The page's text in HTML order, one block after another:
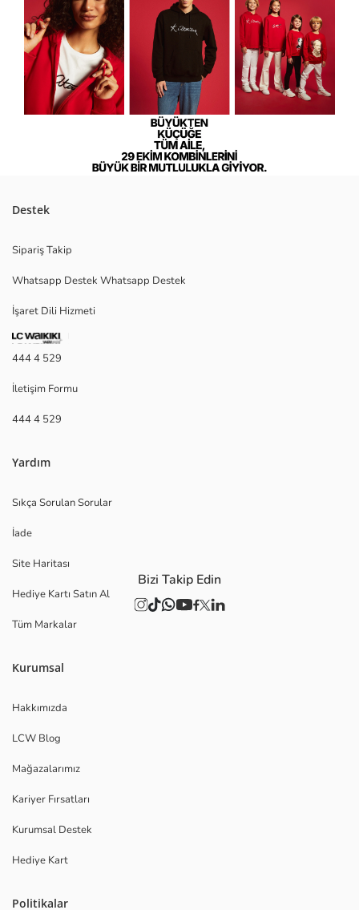
Destek
Sipariş Takip
Whatsapp Destek Whatsapp Destek
İşaret Dili Hizmeti
444 4 529
İletişim Formu
444 4 529
Yardım
Sıkça Sorulan Sorular
İade
Site Haritası
Hediye Kartı Satın Al
Tüm Markalar
Kurumsal
Hakkımızda
LCW Blog
Mağazalarımız
Kariyer Fırsatları
Kurumsal Destek
Hediye Kart
Politikalar
Bizi Takip Edin